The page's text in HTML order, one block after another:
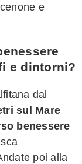
e
e dintorni?
dal
sul Mare
benessere
poi alla